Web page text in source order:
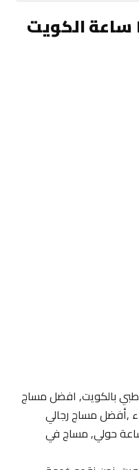
بالكويت, افضل مساج
مساج رجالي
بالكويت للرجال 24 ساعة حولي, مساج في